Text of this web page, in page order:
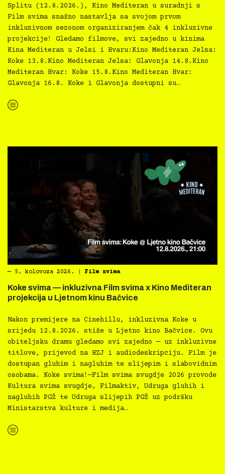
Splitu (12.8.2026.), Kino Mediteran u suradnji s
Film svima snažno nastavlja sa svojom prvom
inkluzivnom sezonom organiziranjem čak 4 inkluzivne
projekcije! Gledamo filmove, svi zajedno u kinima
Kina Mediteran u Jelsi i Hvaru:Kino Mediteran Jelsa:
Koke 13.8.Kino Mediteran Jelsa: Glavonja 14.8.Kino
Mediteran Hvar: Koke 15.8.Kino Mediteran Hvar:
Glavonja 16.8. Koke i Glavonja dostupni su…
“Kino Mediteran i Film svima nastavljaju inkluzivnu turneju na Hvaru”
― 5. kolovoza 2026. Film svima
Koke svima — inkluzivna Film svima x Kino Mediteran
projekcija u Ljetnom kinu Bačvice
Nakon premijere na Cinehillu, inkluzivna Koke u
srijedu 12.8.2026. stiže u Ljetno kino Bačvice. Ovu
obiteljsku dramu gledamo svi zajedno — uz inkluzivne
titlove, prijevod na HZJ i audiodeskripciju. Film je
dostupan gluhim i nagluhim te slijepim i slabovidnim
osobama. Koke svima!—Film svima svugdje 2026 provode
Kultura svima svugdje, Filmaktiv, Udruga gluhih i
nagluhih PGŽ te Udruga slijepih PGŽ uz podršku
Ministarstva kulture i medija…
“Koke svima — inkluzivna Film svima x Kino Mediteran projekcija u Ljetnom kinu Bačvice”